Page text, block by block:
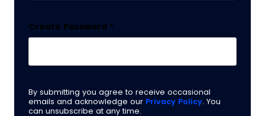
Create Password *
By submitting you agree to receive occasional
emails and acknowledge our Privacy Policy. You
can unsubscribe at any time.